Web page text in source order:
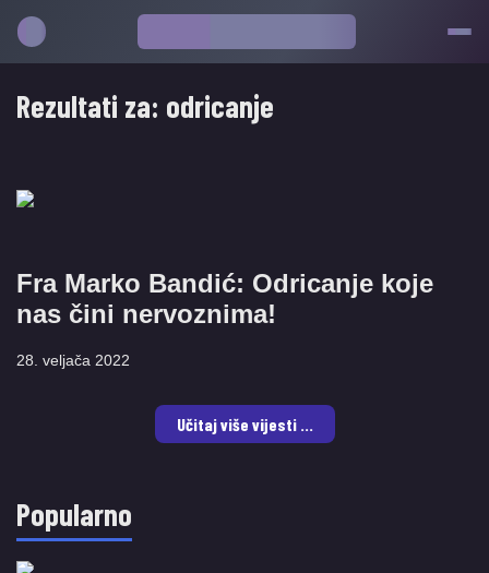
Rezultati za: odricanje
Fra Marko Bandić: Odricanje koje
nas čini nervoznima!
28. veljača 2022
Učitaj više vijesti ...
Popularno